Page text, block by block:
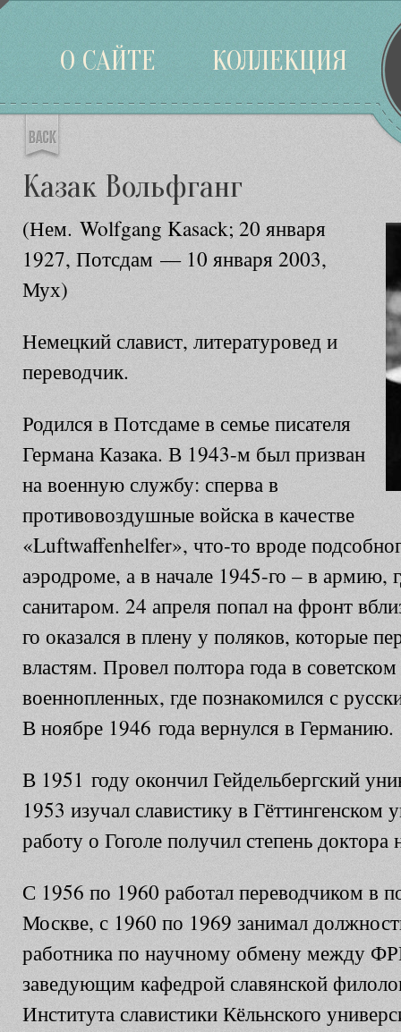
О САЙТЕ КОЛЛЕКЦИЯ
Казак Вольфганг
(Нем. Wolfgang Kasack; 20 января
1927, Потсдам — 10 января 2003,
Мух)
Немецкий славист, литературовед и
переводчик.
Родился в Потсдаме в семье писателя
Германа Казака. В 1943-м был призван
на военную службу: сперва в
противовоздушные войска в качестве
«Luftwaffenhelfer», что-то вроде
аэродроме, а в начале 1945-го – в армию,
санитаром. 24 апреля попал на фронт
го оказался в плену у поляков, которые
властям. Провел полтора года в советском
военнопленных, где познакомился с
В ноябре 1946 года вернулся в Германию.
В 1951 году окончил Гейдельбергский
1953 изучал славистику в Гёттингенском
работу о Гоголе получил степень доктора
С 1956 по 1960 работал переводчиком в
Москве, с 1960 по 1969 занимал
работника по научному обмену между
заведующим кафедрой славянской
Института славистики Кёльнского